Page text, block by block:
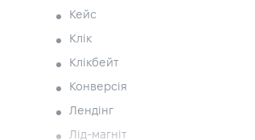
Кейс
Клік
Клікбейт
Конверсія
Лендінг
Лід-магніт